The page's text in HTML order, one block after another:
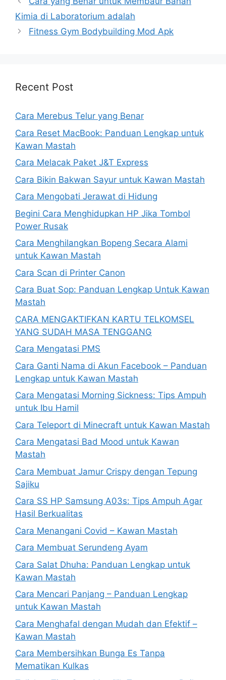
Kimia di Laboratorium adalah
Fitness Gym Bodybuilding Mod Apk
Recent Post
Cara Merebus Telur yang Benar
Cara Reset MacBook: Panduan Lengkap untuk
Kawan Mastah
Cara Melacak Paket J&T Express
Cara Bikin Bakwan Sayur untuk Kawan Mastah
Cara Mengobati Jerawat di Hidung
Begini Cara Menghidupkan HP Jika Tombol
Power Rusak
Cara Menghilangkan Bopeng Secara Alami
untuk Kawan Mastah
Cara Scan di Printer Canon
Cara Buat Sop: Panduan Lengkap Untuk Kawan
Mastah
CARA MENGAKTIFKAN KARTU TELKOMSEL
YANG SUDAH MASA TENGGANG
Cara Mengatasi PMS
Cara Ganti Nama di Akun Facebook – Panduan
Lengkap untuk Kawan Mastah
Cara Mengatasi Morning Sickness: Tips Ampuh
untuk Ibu Hamil
Cara Teleport di Minecraft untuk Kawan Mastah
Cara Mengatasi Bad Mood untuk Kawan
Mastah
Cara Membuat Jamur Crispy dengan Tepung
Sajiku
Cara SS HP Samsung A03s: Tips Ampuh Agar
Hasil Berkualitas
Cara Menangani Covid – Kawan Mastah
Cara Membuat Serundeng Ayam
Cara Salat Dhuha: Panduan Lengkap untuk
Kawan Mastah
Cara Mencari Panjang – Panduan Lengkap
untuk Kawan Mastah
Cara Menghafal dengan Mudah dan Efektif –
Kawan Mastah
Cara Membersihkan Bunga Es Tanpa
Mematikan Kulkas